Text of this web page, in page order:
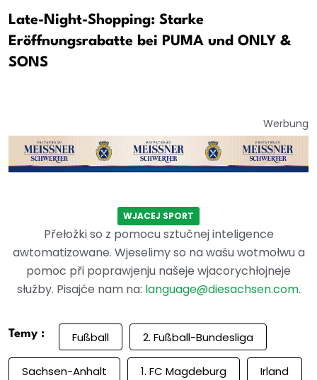
Late-Night-Shopping: Starke
Eröffnungsrabatte bei PUMA und ONLY &
SONS
Werbung
WJACEJ SPORT
Přełožki so z pomocu sztučnej inteligence
awtomatizowane. Wjeselimy so na wašu wotmołwu a
pomoc při poprawjenju našeje wjacorychłojneje
słužby. Pisajće nam na: language@diesachsen.com.
Temy : Fußball 2. Fußball-Bundesliga
Sachsen-Anhalt 1. FC Magdeburg Irland